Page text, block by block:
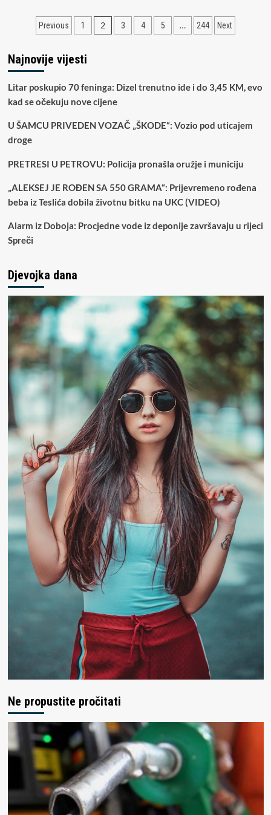
za
utorak,
Paginacija
Previous 1 2 3 4 5 … 244 Next
Najnovije vijesti
Litar poskupio 70 feninga: Dizel trenutno ide i do 3,45 KM, evo
kad se očekuju nove cijene
U ŠAMCU PRIVEDEN VOZAČ „ŠKODE“: Vozio pod uticajem
droge
PRETRESI U PETROVU: Policija pronašla oružje i municiju
„ALEKSEJ JE ROĐEN SA 550 GRAMA“: Prijevremeno rođena
beba iz Teslića dobila životnu bitku na UKC (VIDEO)
Alarm iz Doboja: Procjedne vode iz deponije završavaju u rijeci
Spreči
Djevojka dana
Ne propustite pročitati